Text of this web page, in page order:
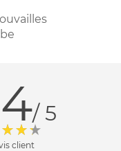
/ 5
client